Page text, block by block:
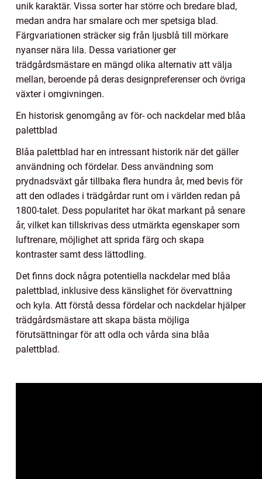
unik karaktär. Vissa sorter har större och bredare blad,
medan andra har smalare och mer spetsiga blad.
Färgvariationen sträcker sig från ljusblå till mörkare
nyanser nära lila. Dessa variationer ger
trädgårdsmästare en mängd olika alternativ att välja
mellan, beroende på deras designpreferenser och övriga
växter i omgivningen.
En historisk genomgång av för- och nackdelar med blåa
palettblad
Blåa palettblad har en intressant historik när det gäller
användning och fördelar. Dess användning som
prydnadsväxt går tillbaka flera hundra år, med bevis för
att den odlades i trädgårdar runt om i världen redan på
1800-talet. Dess popularitet har ökat markant på senare
år, vilket kan tillskrivas dess utmärkta egenskaper som
luftrenare, möjlighet att sprida färg och skapa
kontraster samt dess lättodling.
Det finns dock några potentiella nackdelar med blåa
palettblad, inklusive dess känslighet för övervattning
och kyla. Att förstå dessa fördelar och nackdelar hjälper
trädgårdsmästare att skapa bästa möjliga
förutsättningar för att odla och vårda sina blåa
palettblad.